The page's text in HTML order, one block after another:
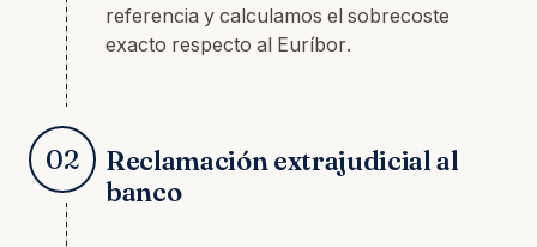
referencia y calculamos el sobrecoste
exacto respecto al Euríbor.
02
Reclamación extrajudicial al
banco